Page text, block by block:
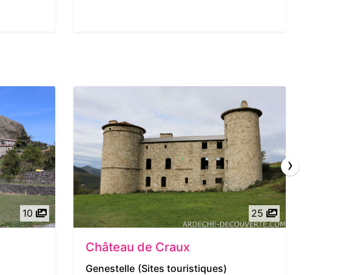
10 25
Château de Craux
Genestelle (Sites touristiques)
›